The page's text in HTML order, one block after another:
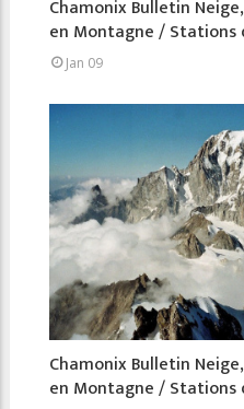
Chamonix Bulletin
en Montagne / Stations
Jan 09
Chamonix Bulletin
en Montagne / Stations